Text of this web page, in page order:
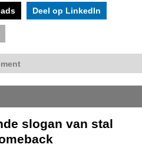
Deel op LinkedIn
slogan van stal